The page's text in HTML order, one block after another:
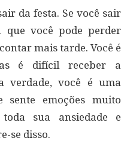
da festa. Se você sair
que você pode perder
mais tarde. Você é
é difícil receber a
verdade, você é uma
sente emoções muito
sua ansiedade e
se disso.